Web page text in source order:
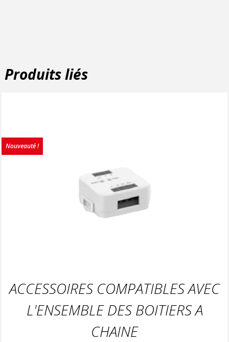
Produits liés
Nouveauté !
ACCESSOIRES COMPATIBLES AVEC
L'ENSEMBLE DES BOITIERS A
CHAINE